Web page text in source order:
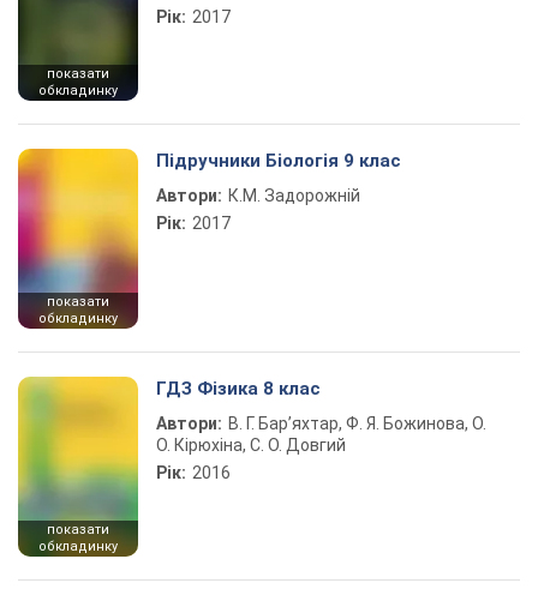
показати
обкладинку
Рік: 2017
показати
обкладинку
Підручники Біологія 9 клас
Автори: К.М. Задорожній
Рік: 2017
показати
обкладинку
ГДЗ Фізика 8 клас
Автори: В. Г. Бар’яхтар, Ф. Я. Божинова, О.
О. Кірюхіна, С. О. Довгий
Рік: 2016